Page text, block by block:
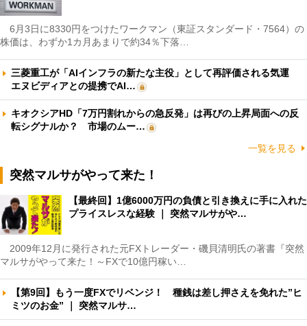
6月3日に8330円をつけたワークマン（東証スタンダード・7564）の
株価は、わずか1カ月あまりで約34％下落…
三菱重工が「AIインフラの新たな主役」として再評価される気運
エヌビディアとの提携でAI…
キオクシアHD「7万円割れからの急反発」は再びの上昇局面への反
転シグナルか？ 市場のムー…
一覧を見る
突然マルサがやって来た！
【最終回】1億6000万円の負債と引き換えに手に入れた
プライスレスな経験 ｜ 突然マルサがや…
2009年12月に発行された元FXトレーダー・磯貝清明氏の著書『突然
マルサがやって来た！～FXで10億円稼い…
【第9回】もう一度FXでリベンジ！ 種銭は差し押さえを免れた”ヒ
ミツのお金” ｜ 突然マルサ…